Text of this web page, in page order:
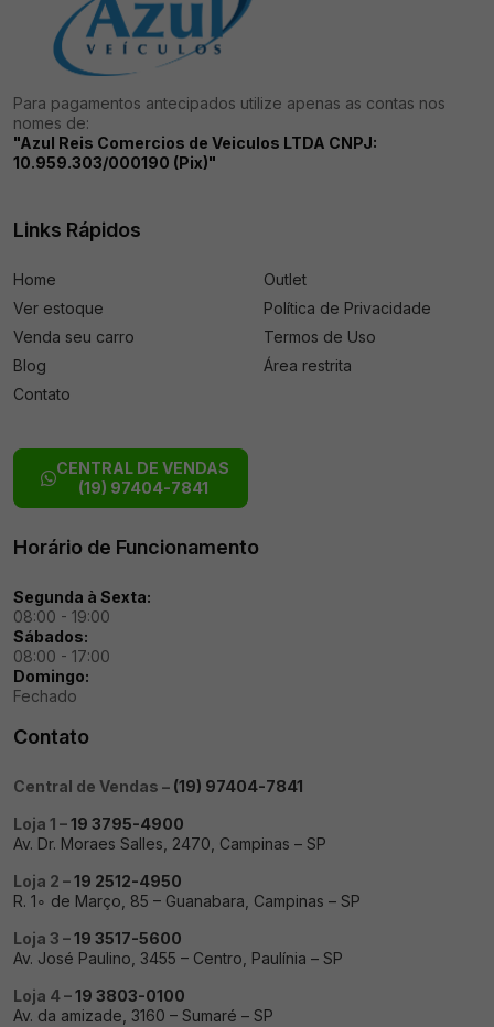
Para pagamentos antecipados utilize apenas as contas nos
nomes de:
"Azul Reis Comercios de Veiculos LTDA CNPJ:
10.959.303/000190 (Pix)"
Links Rápidos
Home
Ver estoque
Venda seu carro
Blog
Contato
Outlet
Política de Privacidade
Termos de Uso
Área restrita
CENTRAL DE VENDAS
(19) 97404-7841
Horário de Funcionamento
Segunda à Sexta:
08:00 - 19:00
Sábados:
08:00 - 17:00
Domingo:
Fechado
Contato
Central de Vendas – (19) 97404-7841
Loja 1 –19 3795-4900
Av. Dr. Moraes Salles, 2470, Campinas – SP
Loja 2 –19 2512-4950
R. 1∘ de Março, 85 – Guanabara, Campinas – SP
Loja 3 –19 3517-5600
Av. José Paulino, 3455 – Centro, Paulínia – SP
Loja 4 –19 3803-0100
Av. da amizade, 3160 – Sumaré – SP